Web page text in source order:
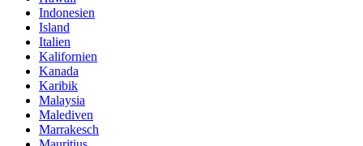
Indonesien
Island
Italien
Kalifornien
Kanada
Karibik
Malaysia
Malediven
Marrakesch